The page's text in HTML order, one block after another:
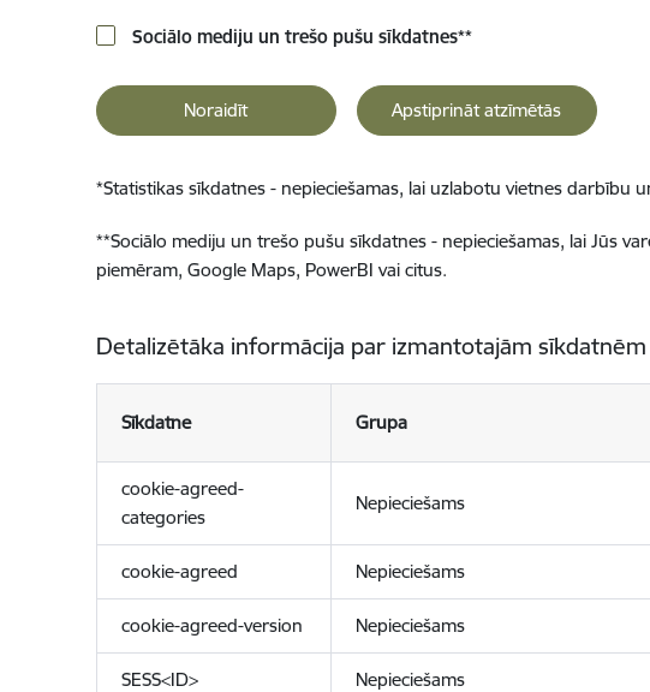
Sociālo mediju un trešo pušu sīkdatnes**
Noraidīt Apstiprināt atzīmētās
*Statistikas sīkdatnes - nepieciešamas, lai uzlabotu vietnes darbību
**Sociālo mediju un trešo pušu sīkdatnes - nepieciešamas, lai Jūs
piemēram, Google Maps, PowerBI vai citus.
Detalizētāka informācija par izmantotajām sīkdatnēm
Sīkdatne Grupa
cookie-agreed-
categories
Nepieciešams
cookie-agreed Nepieciešams
cookie-agreed-version Nepieciešams
SESS<ID> Nepieciešams